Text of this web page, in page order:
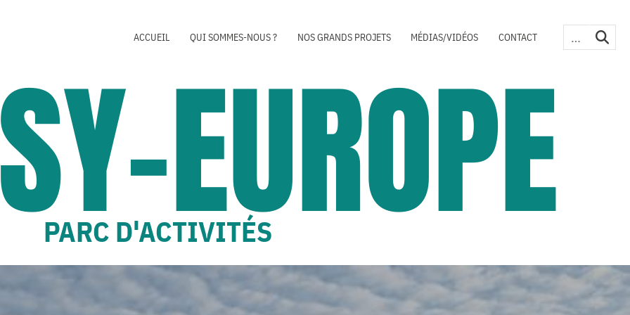
ACCUEIL QUI SOMMES-NOUS ? NOS GRANDS PROJETS MÉDIAS/VIDÉOS CONTACT
EUROPE
PARC D'ACTIVITÉS